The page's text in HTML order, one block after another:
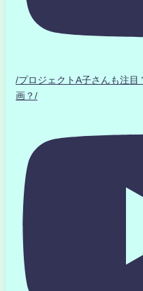
/プロジェクトA子さんも注
画？/